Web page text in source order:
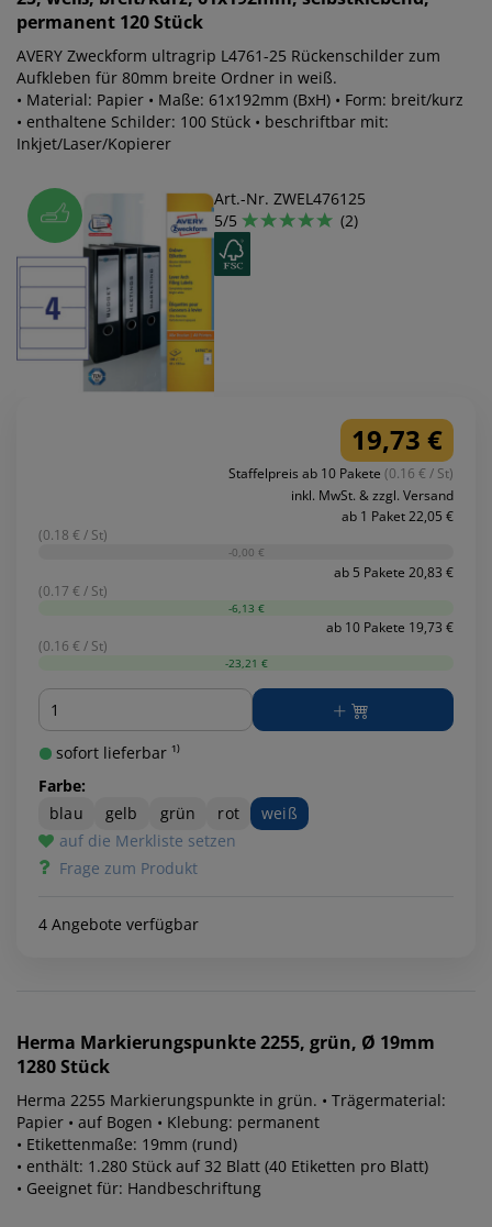
permanent 120 Stück
AVERY Zweckform ultragrip L4761-25 Rückenschilder zum
Aufkleben für 80mm breite Ordner in weiß.
• Material: Papier • Maße: 61x192mm (BxH) • Form: breit/kurz
• enthaltene Schilder: 100 Stück • beschriftbar mit:
Inkjet/Laser/Kopierer
Art.-Nr. ZWEL476125
5/5
(2)
19,73 €
Staffelpreis ab 10 Pakete (0.16 € / St)
inkl. MwSt. & zzgl. Versand
ab 1 Paket 22,05 €
(0.18 € / St)
-0,00 €
ab 5 Pakete 20,83 €
(0.17 € / St)
-6,13 €
ab 10 Pakete 19,73 €
(0.16 € / St)
-23,21 €
Menge
sofort lieferbar ¹⁾
Farbe:
blau
gelb grün rot
weiß
auf die Merkliste setzen
Frage zum Produkt
4 Angebote verfügbar
Herma Markierungspunkte 2255, grün, Ø 19mm
1280 Stück
Herma 2255 Markierungspunkte in grün. • Trägermaterial:
Papier • auf Bogen • Klebung: permanent
• Etikettenmaße: 19mm (rund)
• enthält: 1.280 Stück auf 32 Blatt (40 Etiketten pro Blatt)
• Geeignet für: Handbeschriftung